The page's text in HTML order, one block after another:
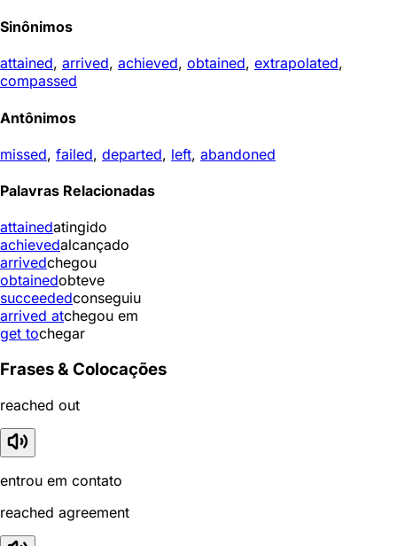
Sinônimos
attained, arrived, achieved, obtained, extrapolated,
compassed
Antônimos
missed, failed, departed, left, abandoned
Palavras Relacionadas
attainedatingido
achievedalcançado
arrivedchegou
obtainedobteve
succeededconseguiu
arrived atchegou em
get tochegar
Frases & Colocações
reached out
entrou em contato
reached agreement